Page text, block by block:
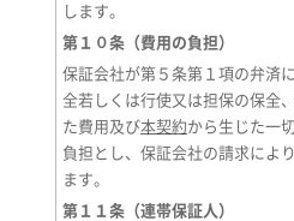
します。
第１０条（費用の負担）
保証会社が第５条第１項の弁済
全若しくは行使又は担保の保全
た費用及び本契約から生じた一
負担とし、保証会社の請求によ
ます。
第１１条（連帯保証人）